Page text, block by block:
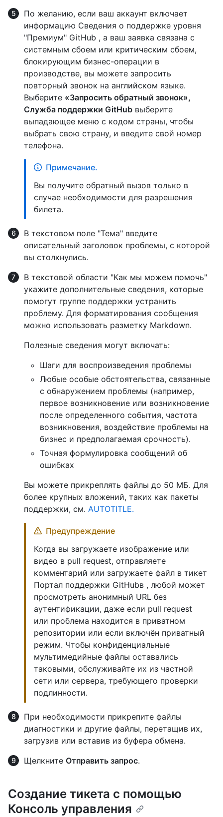
По желанию, если ваш аккаунт включает
информацию Сведения о поддержке уровня
"Премиум" GitHub , а ваш заявка связана с
системным сбоем или критическим сбоем,
блокирующим бизнес-операции в
производстве, вы можете запросить
повторный звонок на английском языке.
Выберите «Запросить обратный звонок»,
Служба поддержки GitHub выберите
выпадающее меню с кодом страны, чтобы
выбрать свою страну, и введите свой номер
телефона.
Примечание.
Вы получите обратный вызов только в
случае необходимости для разрешения
билета.
В текстовом поле "Тема" введите
описательный заголовок проблемы, с которой
вы столкнулись.
В текстовой области "Как мы можем помочь"
укажите дополнительные сведения, которые
помогут группе поддержки устранить
проблему. Для форматирования сообщения
можно использовать разметку Markdown.
Полезные сведения могут включать:
Шаги для воспроизведения проблемы
Любые особые обстоятельства, связанные
с обнаружением проблемы (например,
первое возникновение или возникновение
после определенного события, частота
возникновения, воздействие проблемы на
бизнес и предполагаемая срочность).
Точная формулировка сообщений об
ошибках
Вы можете прикреплять файлы до 50 МБ. Для
более крупных вложений, таких как пакеты
поддержки, см. AUTOTITLE.
Предупреждение
Когда вы загружаете изображение или
видео в pull request, отправляете
комментарий или загружаете файл в тикет
Портал поддержки GitHubв , любой может
просмотреть анонимный URL без
аутентификации, даже если pull request
или проблема находится в приватном
репозитории или если включён приватный
режим. Чтобы конфиденциальные
мультимедийные файлы оставались
таковыми, обслуживайте их из частной
сети или сервера, требующего проверки
подлинности.
При необходимости прикрепите файлы
диагностики и другие файлы, перетащив их,
загрузив или вставив из буфера обмена.
Щелкните Отправить запрос.
Создание тикета с помощью
Консоль управления